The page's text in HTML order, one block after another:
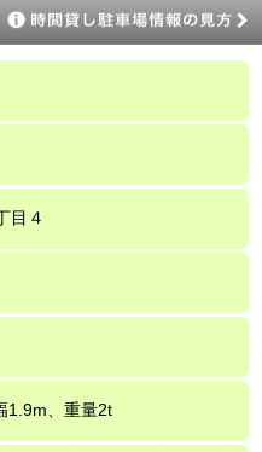
目４
1.9m、重量2t